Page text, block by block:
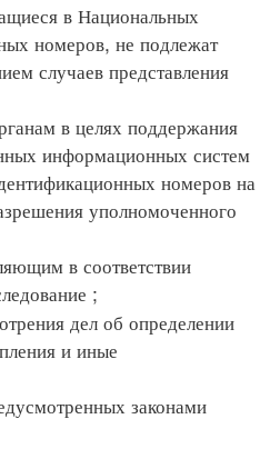
в Национальных
номеров, не подлежат
случаев представления
в целях поддержания
информационных систем
номеров на
уполномоченного
в соответствии
;
дел об определении
и иные
законами